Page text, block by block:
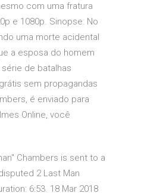
com uma fratura
e 1080p. Sinopse: No
uma morte acidental
a esposa do homem
de batalhas
sem propagandas
é enviado para
Online, você
Chambers is sent to a
2 Last Man
6:53. 18 Mar 2018